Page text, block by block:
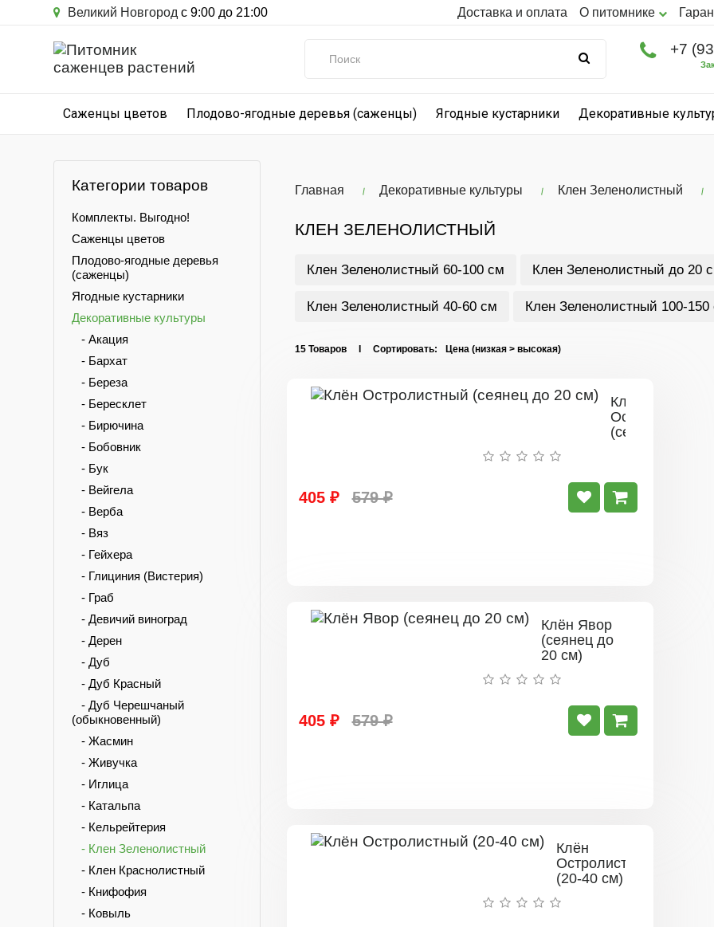
Великий Новгород с 9:00 до 21:00 Доставка и оплата О питомнике
+7
Саженцы цветов Плодово-ягодные деревья (саженцы) Ягодные кустарники Декоративные
Категории товаров
Комплекты. Выгодно!
Саженцы цветов
Плодово-ягодные деревья
(саженцы)
Ягодные кустарники
Декоративные культуры
- Акация
- Бархат
- Береза
- Бересклет
- Бирючина
- Бобовник
- Бук
- Вейгела
- Верба
- Вяз
- Гейхера
- Глициния (Вистерия)
- Граб
- Девичий виноград
- Дерен
- Дуб
- Дуб Красный
- Дуб Черешчаный
(обыкновенный)
- Жасмин
- Живучка
- Иглица
- Катальпа
- Кельрейтерия
- Клен Зеленолистный
- Клен Краснолистный
- Книфофия
- Ковыль
Главная Декоративные культуры Клен Зеленолистный
КЛЕН ЗЕЛЕНОЛИСТНЫЙ
Клен Зеленолистный 60-100 см Клен Зеленолистный до 20
Клен Зеленолистный 40-60 см Клен Зеленолистный 100-150
15 Товаров I Сортировать:
Клён
Остролистный
(сеянец
405 ₽ 579 ₽
Клён Явор
(сеянец до
20 см)
405 ₽ 579 ₽
Клён
Остролистный
(20-40 см)